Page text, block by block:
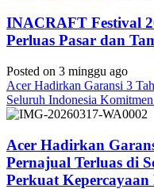
INACRAFT Festival
Perluas Pasar dan
Posted on 3 minggu ago
Acer Hadirkan Garansi 3
Seluruh Indonesia
Acer Hadirkan
Pernajual Terluas di
Perkuat Kepercayaan